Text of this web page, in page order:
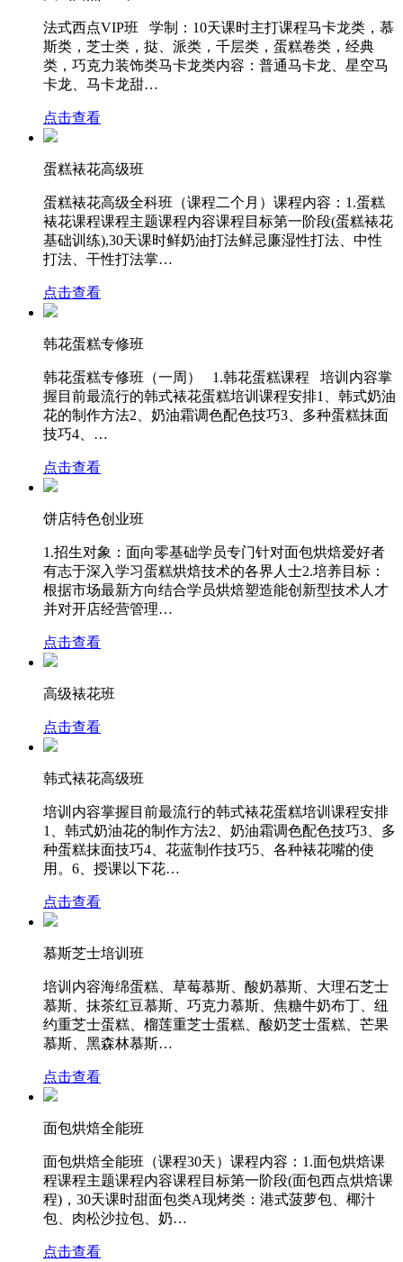
法式西点VIP班 学制：10天课时主打课程马卡龙类，慕
斯类，芝士类，挞、派类，千层类，蛋糕卷类，经典
类，巧克力装饰类马卡龙类内容：普通马卡龙、星空马
卡龙、马卡龙甜…
点击查看
蛋糕裱花高级班
蛋糕裱花高级全科班（课程二个月）课程内容：1.蛋糕
裱花课程课程主题课程内容课程目标第一阶段(蛋糕裱花
基础训练),30天课时鲜奶油打法鲜忌廉湿性打法、中性
打法、干性打法掌…
点击查看
韩花蛋糕专修班
韩花蛋糕专修班（一周） 1.韩花蛋糕课程 培训内容掌
握目前最流行的韩式裱花蛋糕培训课程安排1、韩式奶油
花的制作方法2、奶油霜调色配色技巧3、多种蛋糕抹面
技巧4、…
点击查看
饼店特色创业班
1.招生对象：面向零基础学员专门针对面包烘焙爱好者
有志于深入学习蛋糕烘焙技术的各界人士2.培养目标：
根据市场最新方向结合学员烘焙塑造能创新型技术人才
并对开店经营管理…
点击查看
高级裱花班
点击查看
韩式裱花高级班
培训内容掌握目前最流行的韩式裱花蛋糕培训课程安排
1、韩式奶油花的制作方法2、奶油霜调色配色技巧3、多
种蛋糕抹面技巧4、花蓝制作技巧5、各种裱花嘴的使
用。6、授课以下花…
点击查看
慕斯芝士培训班
培训内容海绵蛋糕、草莓慕斯、酸奶慕斯、大理石芝士
慕斯、抹茶红豆慕斯、巧克力慕斯、焦糖牛奶布丁、纽
约重芝士蛋糕、榴莲重芝士蛋糕、酸奶芝士蛋糕、芒果
慕斯、黑森林慕斯…
点击查看
面包烘焙全能班
面包烘焙全能班（课程30天）课程内容：1.面包烘焙课
程课程主题课程内容课程目标第一阶段(面包西点烘焙课
程)，30天课时甜面包类A现烤类：港式菠萝包、椰汁
包、肉松沙拉包、奶…
点击查看